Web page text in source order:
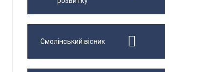
Смолінський вісник